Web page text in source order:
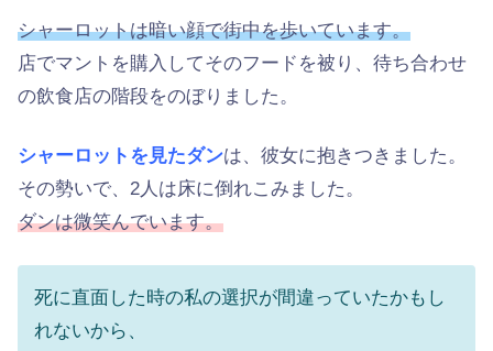
シャーロットは暗い顔で街中を歩いています。
店でマントを購入してそのフードを被り、待ち合わせ
の飲食店の階段をのぼりました。
シャーロットを見たダンは、彼女に抱きつきました。
その勢いで、2人は床に倒れこみました。
ダンは微笑んでいます。
死に直面した時の私の選択が間違っていたかもし
れないから、